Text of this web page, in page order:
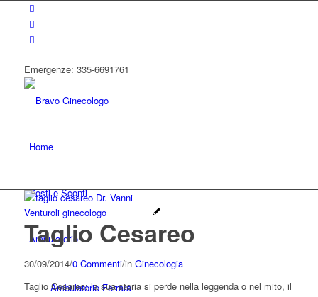
Emergenze: 335-6691761
Home
Costi e Sconti
Ambulatorio
Ambulatorio Ferrara
Taglio Cesareo
30/09/2014/0 Commenti/in Ginecologia
Taglio Cesareo: la sua storia si perde nella leggenda o nel mito, il